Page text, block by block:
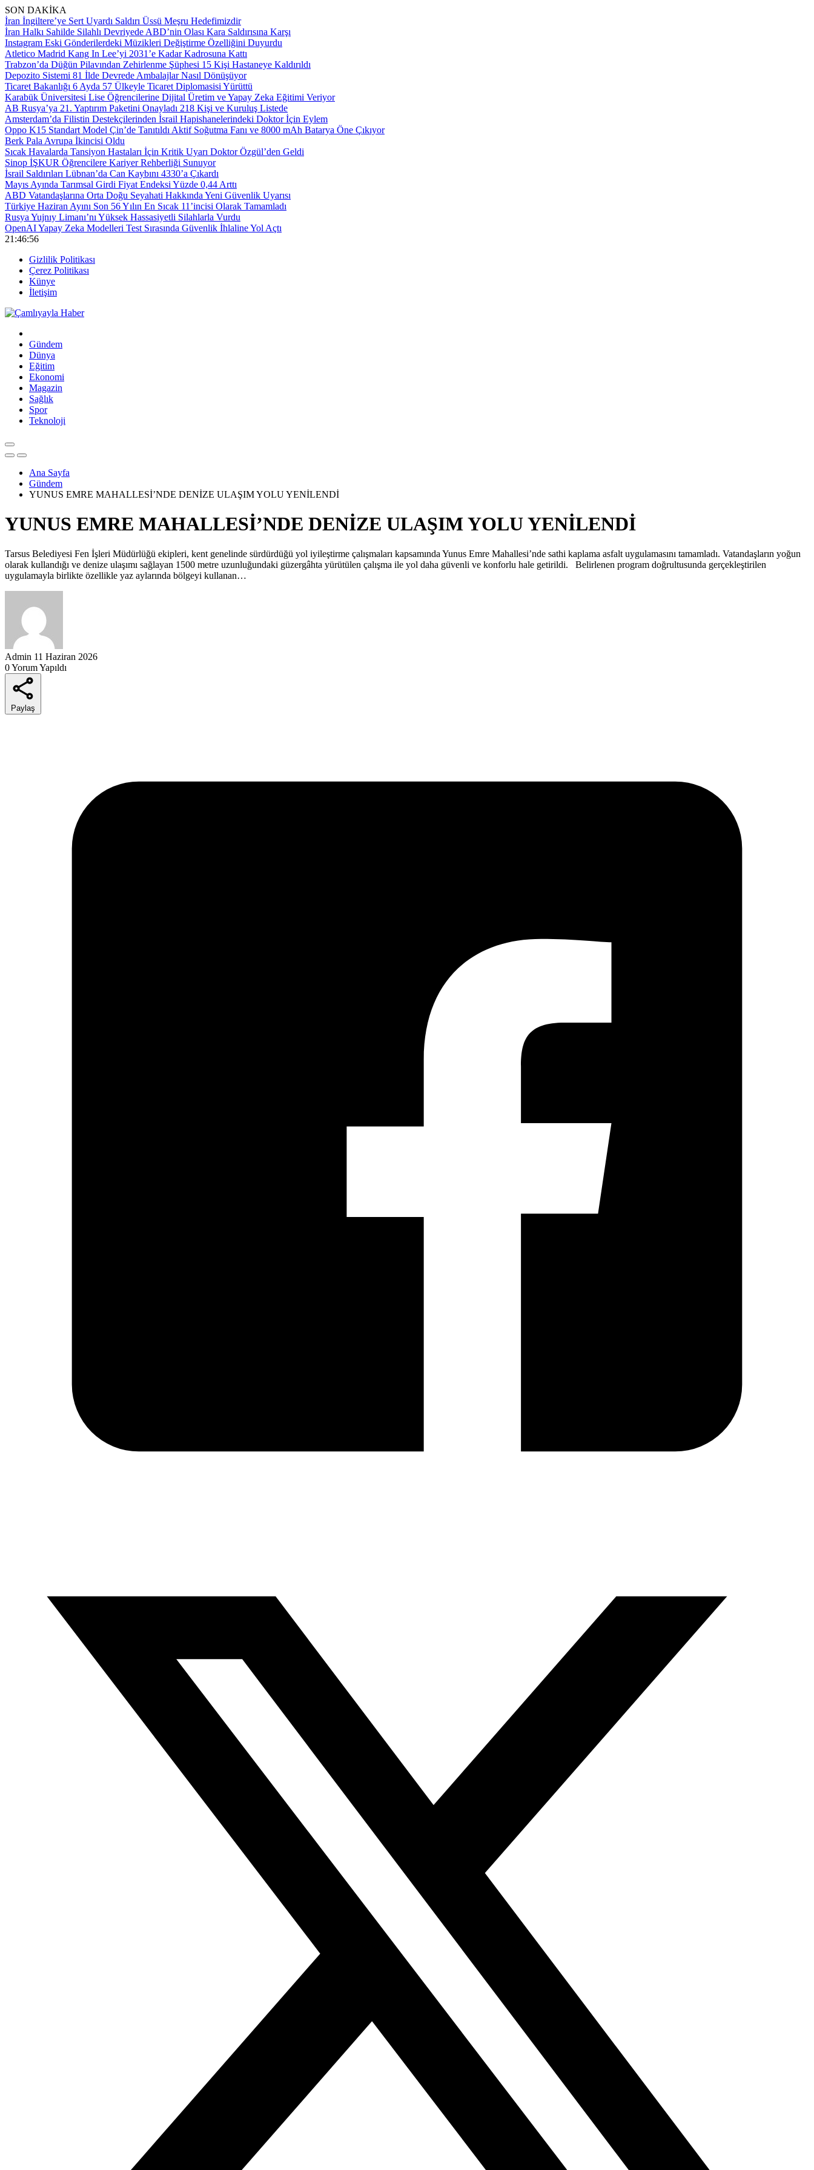
SON DAKİKA
İran İngiltere’ye Sert Uyardı Saldırı Üssü Meşru Hedefimizdir
İran Halkı Sahilde Silahlı Devriyede ABD’nin Olası Kara Saldırısına Karşı
Instagram Eski Gönderilerdeki Müzikleri Değiştirme Özelliğini Duyurdu
Atletico Madrid Kang In Lee’yi 2031’e Kadar Kadrosuna Kattı
Trabzon’da Düğün Pilavından Zehirlenme Şüphesi 15 Kişi Hastaneye Kaldırıldı
Depozito Sistemi 81 İlde Devrede Ambalajlar Nasıl Dönüşüyor
Ticaret Bakanlığı 6 Ayda 57 Ülkeyle Ticaret Diplomasisi Yürüttü
Karabük Üniversitesi Lise Öğrencilerine Dijital Üretim ve Yapay Zeka Eğitimi Veriyor
AB Rusya’ya 21. Yaptırım Paketini Onayladı 218 Kişi ve Kuruluş Listede
Amsterdam’da Filistin Destekçilerinden İsrail Hapishanelerindeki Doktor İçin Eylem
Oppo K15 Standart Model Çin’de Tanıtıldı Aktif Soğutma Fanı ve 8000 mAh Batarya Öne Çıkıyor
Berk Pala Avrupa İkincisi Oldu
Sıcak Havalarda Tansiyon Hastaları İçin Kritik Uyarı Doktor Özgül’den Geldi
Sinop İŞKUR Öğrencilere Kariyer Rehberliği Sunuyor
İsrail Saldırıları Lübnan’da Can Kaybını 4330’a Çıkardı
Mayıs Ayında Tarımsal Girdi Fiyat Endeksi Yüzde 0,44 Arttı
ABD Vatandaşlarına Orta Doğu Seyahati Hakkında Yeni Güvenlik Uyarısı
Türkiye Haziran Ayını Son 56 Yılın En Sıcak 11’incisi Olarak Tamamladı
Rusya Yujnıy Limanı’nı Yüksek Hassasiyetli Silahlarla Vurdu
OpenAI Yapay Zeka Modelleri Test Sırasında Güvenlik İhlaline Yol Açtı
21:46:57
Gizlilik Politikası
Çerez Politikası
Künye
İletişim
Gündem
Dünya
Eğitim
Ekonomi
Magazin
Sağlık
Spor
Teknoloji
Ana Sayfa
Gündem
YUNUS EMRE MAHALLESİ’NDE DENİZE ULAŞIM YOLU YENİLENDİ
YUNUS EMRE MAHALLESİ’NDE DENİZE ULAŞIM YOLU YENİLENDİ
Tarsus Belediyesi Fen İşleri Müdürlüğü ekipleri, kent genelinde sürdürdüğü yol iyileştirme çalışmaları kapsamında Yunus Emre Mahallesi’nde sathi kaplama asfalt uygulamasını tamamladı. Vatandaşların yoğun
olarak kullandığı ve denize ulaşımı sağlayan 1500 metre uzunluğundaki güzergâhta yürütülen çalışma ile yol daha güvenli ve konforlu hale getirildi. Belirlenen program doğrultusunda gerçekleştirilen
uygulamayla birlikte özellikle yaz aylarında bölgeyi kullanan…
Admin 11 Haziran 2026
0 Yorum Yapıldı
Paylaş